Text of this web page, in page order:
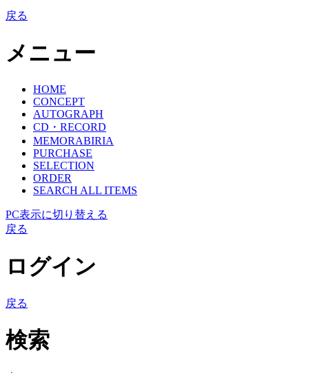
戻る
メニュー
HOME
CONCEPT
AUTOGRAPH
CD・RECORD
MEMORABIRIA
PURCHASE
SELECTION
ORDER
SEARCH ALL ITEMS
PC表示に切り替える
戻る
ログイン
戻る
検索